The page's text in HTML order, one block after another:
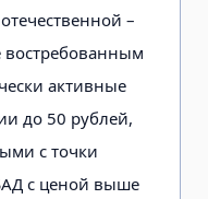
–
активные
до 50 рублей,
с точки
с ценой выше